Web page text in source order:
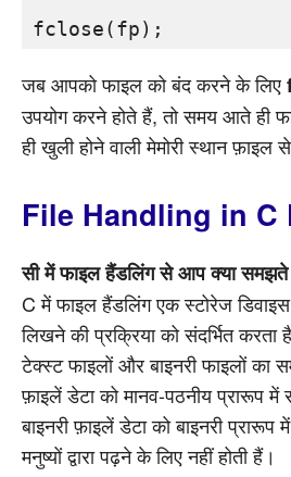
जब आपको फाइल को बंद करने के लिए
उपयोग करने होते हैं, तो समय आते ही
ही खुली होने वाली मेमोरी स्थान फ़ाइल
File Handling in C
सी में फाइल हैंडलिंग से आप क्या
C में फाइल हैंडलिंग एक स्टोरेज
लिखने की प्रक्रिया को संदर्भित
टेक्स्ट फाइलों और बाइनरी फाइलों का
फ़ाइलें डेटा को मानव-पठनीय प्रारूप
बाइनरी फ़ाइलें डेटा को बाइनरी
मनुष्यों द्वारा पढ़ने के लिए नहीं होती हैं।